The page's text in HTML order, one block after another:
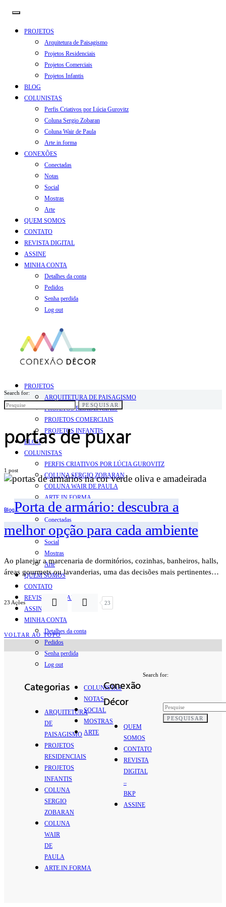
PROJETOS
Arquitetura de Paisagismo
Projetos Residenciais
Projetos Comerciais
Projetos Infantis
BLOG
COLUNISTAS
Perfis Criativos por Lúcia Gurovitz
Coluna Sergio Zobaran
Coluna Wair de Paula
Arte.in.forma
CONEXÕES
Conectadas
Notas
Social
Mostras
Arte
QUEM SOMOS
CONTATO
REVISTA DIGITAL
ASSINE
MINHA CONTA
Detalhes da conta
Pedidos
Senha perdida
Log out
PROJETOS
ARQUITETURA DE PAISAGISMO
PROJETOS RESIDENCIAIS
PROJETOS COMERCIAIS
PROJETOS INFANTIS
BLOG
COLUNISTAS
PERFIS CRIATIVOS POR LÚCIA GUROVITZ
COLUNA SERGIO ZOBARAN
COLUNA WAIR DE PAULA
ARTE.IN.FORMA
CONEXÕES
Conectadas
Notas
Social
Mostras
Arte
QUEM SOMOS
CONTATO
REVISTA DIGITAL
ASSINE
MINHA CONTA
Detalhes da conta
Pedidos
Senha perdida
Log out
Search for:
PESQUISAR
portas de puxar
1 post
BlogPorta de armário: descubra a
melhor opção para cada ambiente
Ao planejar a marcenaria de dormitórios, cozinhas, banheiros, halls,
áreas gourmets ou lavanderias, uma das decisões mais pertinentes…
23 Ações 23
VOLTAR AO TOPO
Categorias
ARQUITETURA
DE
PAISAGISMO
PROJETOS
RESIDENCIAIS
PROJETOS
INFANTIS
COLUNA
SERGIO
ZOBARAN
COLUNA
WAIR
DE
PAULA
ARTE.IN.FORMA
COLUNISTAS
NOTAS
SOCIAL
MOSTRAS
ARTE
Conexão
Décor
QUEM
SOMOS
CONTATO
REVISTA
DIGITAL
–
BKP
ASSINE
Search for:
PESQUISAR